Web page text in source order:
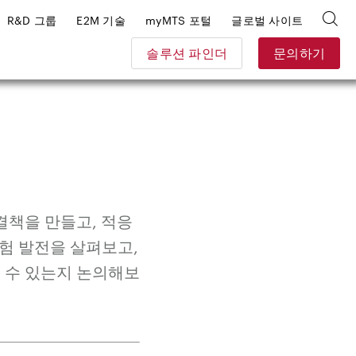
솔루션 파인더 문의하기
R&D 그룹 E2M 기술 myMTS 포털 글로벌 사이트
책을 만들고, 적응
발전을 살펴보고,
있는지 논의해보